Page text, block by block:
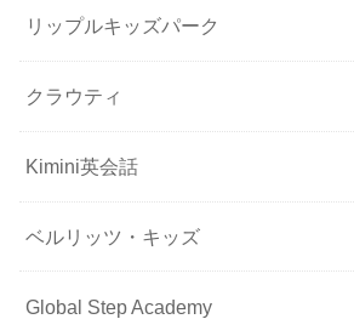
リップルキッズパーク
クラウティ
Kimini英会話
ベルリッツ・キッズ
Global Step Academy